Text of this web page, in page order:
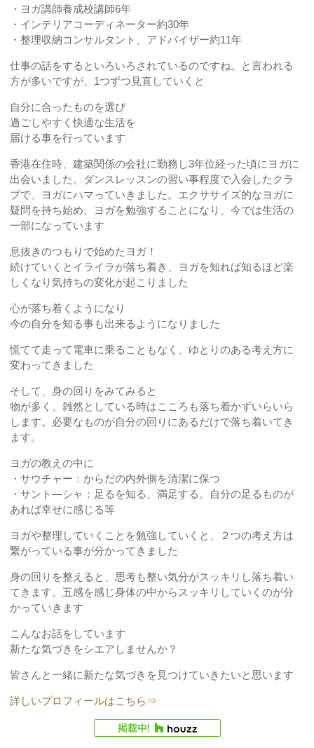
・ヨガ講師養成校講師6年
・インテリアコーディネーター約30年
・整理収納コンサルタント、アドバイザー約11年
仕事の話をするといろいろされているのですね。と言われる
方が多いですが、1つずつ見直していくと
自分に合ったものを選び
過ごしやすく快適な生活を
届ける事を行っています
香港在住時、建築関係の会社に勤務し3年位経った頃にヨガに
出会いました。ダンスレッスンの習い事程度で入会したクラ
ブで、ヨガにハマっていきました。エクササイズ的なヨガに
疑問を持ち始め、ヨガを勉強することになり、今では生活の
一部になっています
息抜きのつもりで始めたヨガ！
続けていくとイライラが落ち着き、ヨガを知れば知るほど楽
しくなり気持ちの変化が起こりました
心が落ち着くようになり
今の自分を知る事も出来るようになりました
慌てて走って電車に乗ることもなく、ゆとりのある考え方に
変わってきました
そして、身の回りをみてみると
物が多く、雑然としている時はこころも落ち着かずいらいら
します。必要なものが自分の回りにあるだけで落ち着いてき
ます。
ヨガの教えの中に
・サウチャー：からだの内外側を清潔に保つ
・サント―シャ：足るを知る、満足する。自分の足るものが
あれば幸せに感じる等
ヨガや整理していくことを勉強していくと、２つの考え方は
繋がっている事が分かってきました
身の回りを整えると、思考も整い気分がスッキリし落ち着い
てきます。五感を感じ身体の中からスッキリしていくのが分
かっていきます
こんなお話をしています
新たな気づきをシエアしませんか？
皆さんと一緒に新たな気づきを見つけていきたいと思います
詳しいプロフィールはこちら⇒